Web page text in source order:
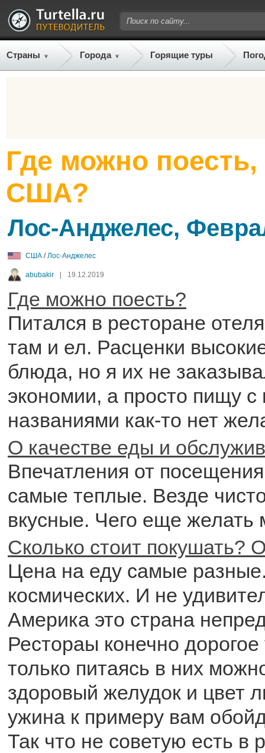
Страны Города Горящие туры
Где можно
США?
Лос-Анджелес,
США /Лос-Анджелес
abubakir 19.12.2019
Где можно поесть?
Питался в ресторане
там и ел. Расценки
блюда, но я их не
экономии, а просто пищу
названиями как-то нет
О качестве еды и
Впечатления от
самые теплые. Везде
вкусные. Чего еще желать
Сколько стоит покушать?
Цена на еду самые
космических. И не
Америка это страна
Рестораы конечно
только питаясь в них
здоровый желудок и цвет
ужина к примеру вам
Так что не советую есть в